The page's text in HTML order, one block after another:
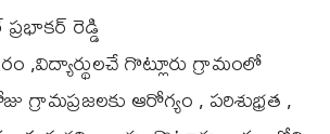
రెడ్డి
,విద్యార్థులచే గొట్లూరు గ్రామంలో
ఆరోగ్యం , పరిశుభ్రత ,